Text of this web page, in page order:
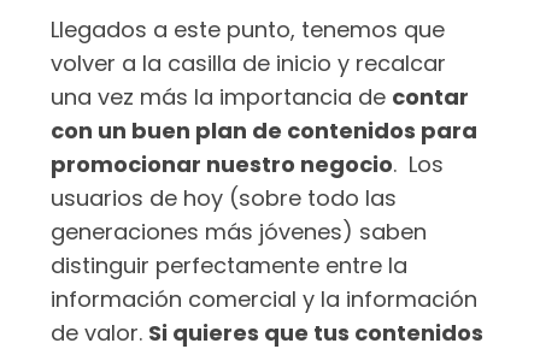
Llegados a este punto, tenemos que
volver a la casilla de inicio y recalcar
una vez más la importancia de contar
con un buen plan de contenidos para
promocionar nuestro negocio. Los
usuarios de hoy (sobre todo las
generaciones más jóvenes) saben
distinguir perfectamente entre la
información comercial y la información
de valor. Si quieres que tus contenidos